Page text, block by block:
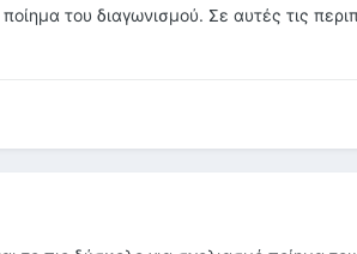
του διαγωνισμού. Σε αυτές τις